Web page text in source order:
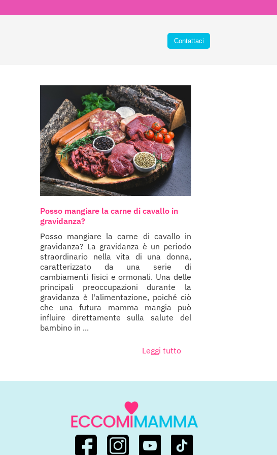
Posso mangiare la carne di cavallo in
gravidanza?
Posso mangiare la carne di cavallo in
gravidanza? La gravidanza è un periodo
straordinario nella vita di una donna,
caratterizzato da una serie di
cambiamenti fisici e ormonali. Una delle
principali preoccupazioni durante la
gravidanza è l'alimentazione, poiché ciò
che una futura mamma mangia può
influire direttamente sulla salute del
bambino in ...
Leggi tutto